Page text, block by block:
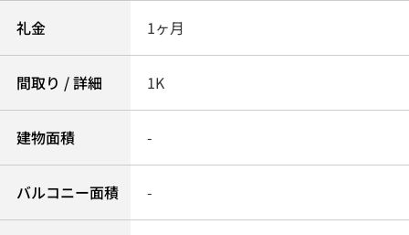
礼金 1ヶ月
間取り / 詳細 1K
建物面積 -
バルコニー面積 -